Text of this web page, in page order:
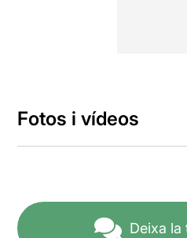
Fotos i vídeos
Deixa la